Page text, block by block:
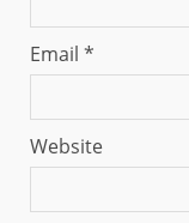
Email *
Website